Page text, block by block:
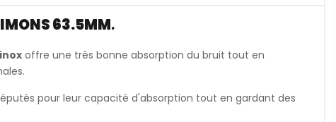
63.5MM.
offre une très bonne absorption du bruit tout en
pour leur capacité d'absorption tout en gardant des